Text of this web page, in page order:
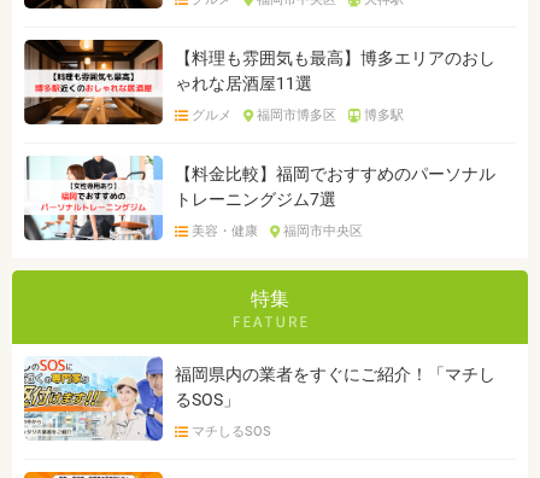
【料理も雰囲気も最高】博多エリアのおし
ゃれな居酒屋11選
グルメ 福岡市博多区 博多駅
【料金比較】福岡でおすすめのパーソナル
トレーニングジム7選
美容・健康 福岡市中央区
特集
福岡県内の業者をすぐにご紹介！「マチし
るSOS」
マチしるSOS